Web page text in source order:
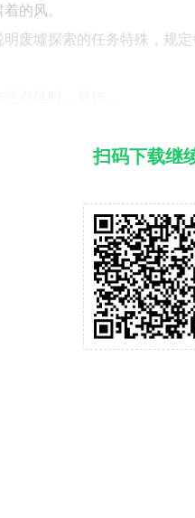
的风。
废墟探索的任务特殊，规
扫码下载继